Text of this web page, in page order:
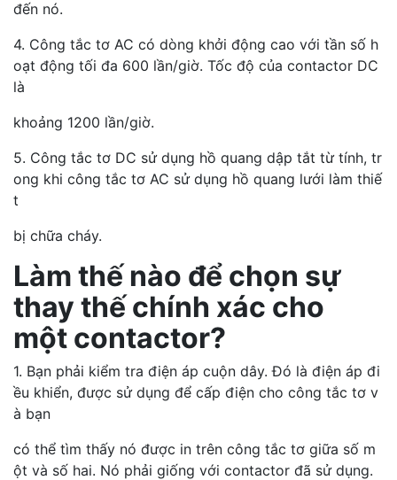
đến nó.
4. Công tắc tơ AC có dòng khởi động cao với tần số h
oạt động tối đa 600 lần/giờ. Tốc độ của contactor DC
là
khoảng 1200 lần/giờ.
5. Công tắc tơ DC sử dụng hồ quang dập tắt từ tính, tr
ong khi công tắc tơ AC sử dụng hồ quang lưới làm thiế
t
bị chữa cháy.
Làm thế nào để chọn sự
thay thế chính xác cho
một contactor?
1. Bạn phải kiểm tra điện áp cuộn dây. Đó là điện áp đi
ều khiển, được sử dụng để cấp điện cho công tắc tơ v
à bạn
có thể tìm thấy nó được in trên công tắc tơ giữa số m
ột và số hai. Nó phải giống với contactor đã sử dụng.